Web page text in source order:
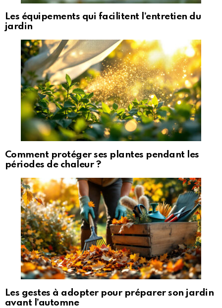
Les équipements qui facilitent l’entretien du
jardin
Comment protéger ses plantes pendant les
périodes de chaleur ?
Les gestes à adopter pour préparer son jardin
avant l’automne